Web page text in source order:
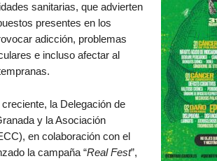
sanitarias, que advierten
presentes en los
adicción, problemas
e incluso afectar al
la Delegación de
y la Asociación
en colaboración con el
la campaña “Real Fest”,